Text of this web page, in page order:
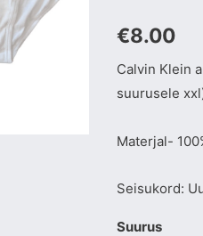
€8.00
Calvin Klein
suurusele
Materjal-
Seisukord:
Suurus